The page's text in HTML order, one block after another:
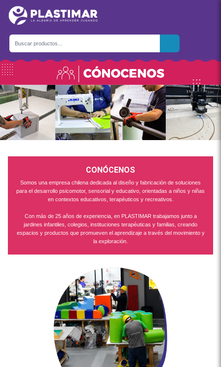
CONÓCENOS
Somos una empresa chilena dedicada al diseño y fabricación de soluciones
para el desarrollo psicomotor, sensorial y educativo, orientadas a niños y niñas
en contextos educativos, terapéuticos y recreativos.
Con más de 25 años de experiencia, en PLASTIMAR trabajamos junto a
jardines infantiles, colegios, instituciones terapéuticas y familias, creando
espacios y productos que promueven el aprendizaje a través del movimiento y
la exploración.